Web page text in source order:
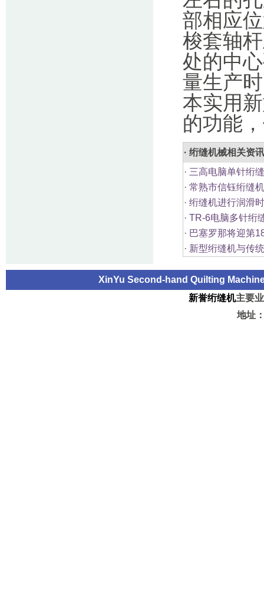
部相应
梭套轴
处的中
量生产
本实用
的功能
· 绗缝机械相关资讯
· 三高电脑单针绗
· 常熟市信钰绗缝
· 绗缝机进行润滑
· TR-6电脑多针绗
· 巴塞罗那将迎第
· 新型绗缝机与传
XinYu Second-hand Quilting
新誉绗缝机主要
地址